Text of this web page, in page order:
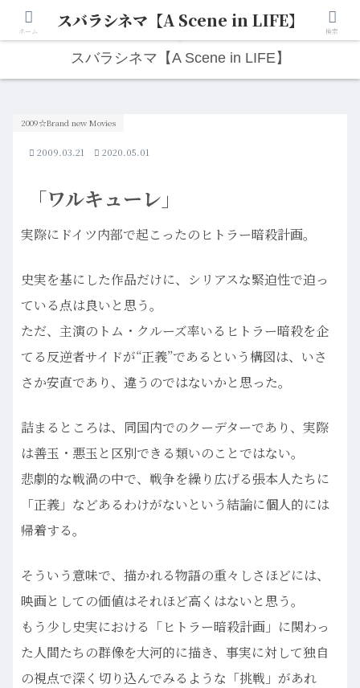
人生は“ひとりごと”から始まる。映画と写真と日々のこと。
スバラシネマ【A Scene in LIFE】
「ワルキューレ」
2009☆Brand new Movies
2009.03.21 2020.05.01
実際にドイツ内部で起こったのヒトラー暗殺計画。
史実を基にした作品だけに、シリアスな緊迫性で迫っ
ている点は良いと思う。
ただ、主演のトム・クルーズ率いるヒトラー暗殺を企
てる反逆者サイドが“正義”であるという構図は、いさ
さか安直であり、違うのではないかと思った。
詰まるところは、同国内でのクーデターであり、実際
は善玉・悪玉と区別できる類いのことではない。
悲劇的な戦渦の中で、戦争を繰り広げる張本人たちに
「正義」などあるわけがないという結論に個人的には
帰着する。
そういう意味で、描かれる物語の重々しさほどには、
映画としての価値はそれほど高くはないと思う。
もう少し史実における「ヒトラー暗殺計画」に関わっ
た人間たちの群像を大河的に描き、事実に対して独自
の視点で深く切り込んでみるような「挑戦」があれ
ホーム スバラシネマ【A Scene in LIFE】 検索